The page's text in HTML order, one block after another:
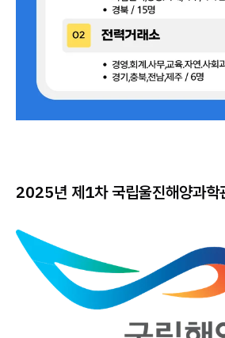
2025년 제1차 국립울진해양과학